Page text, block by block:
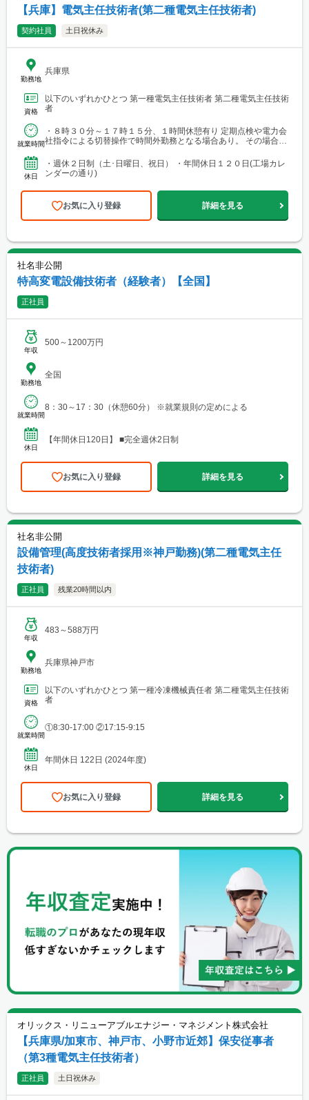
【兵庫】電気主任技術者(第二種電気主任技術者)
契約社員 土日祝休み
勤務地
兵庫県
資格
以下のいずれかひとつ 第一種電気主任技術者 第二種電気主任技術
者
就業時間
・８時３０分～１７時１５分、１時間休憩有り 定期点検や電力会
社指令による切替操作で時間外勤務となる場合あり。 その場合は
休日
・週休２日制（土･日曜日、祝日） ・年間休日１２０日(工場カレ
ンダーの通り)
お気に入り登録 詳細を見る
社名非公開
特高変電設備技術者（経験者）【全国】
正社員
年収
500～1200万円
勤務地
全国
就業時間
8：30～17：30（休憩60分） ※就業規則の定めによる
休日
【年間休日120日】 ■完全週休2日制
お気に入り登録 詳細を見る
社名非公開
設備管理(高度技術者採用※神戸勤務)(第二種電気主任
技術者)
正社員 残業20時間以内
年収
483～588万円
勤務地
兵庫県神戸市
資格
以下のいずれかひとつ 第一種冷凍機械責任者 第二種電気主任技術
者
就業時間
①8:30-17:00 ②17:15-9:15
休日
年間休日 122日 (2024年度)
お気に入り登録 詳細を見る
オリックス・リニューアブルエナジー・マネジメント株式会社
【兵庫県/加東市、神戸市、小野市近郊】保安従事者
（第3種電気主任技術者）
正社員 土日祝休み